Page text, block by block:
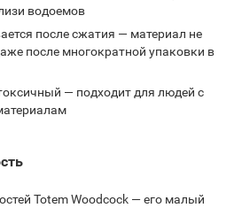
водоемов
после сжатия — материал не
после многократной упаковки в
— подходит для людей с
Totem Woodcock — его малый